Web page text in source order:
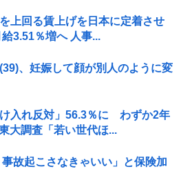
上回る賃上げを日本に定着させ
3.51％増へ 人事...
、妊娠して顔が別人のように変
け入れ反対」56.3％に わずか2年
大調査「若い世代ほ...
事故起こさなきゃいい」と保険加